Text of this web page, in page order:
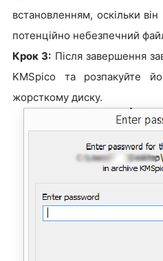
встановленням, оскільки
потенційно небезпечний
Крок 3: Після завершення
KMSpico та розпакуйте
жорсткому диску.